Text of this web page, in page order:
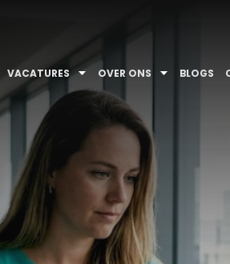
VACATURES OVER ONS BLOGS